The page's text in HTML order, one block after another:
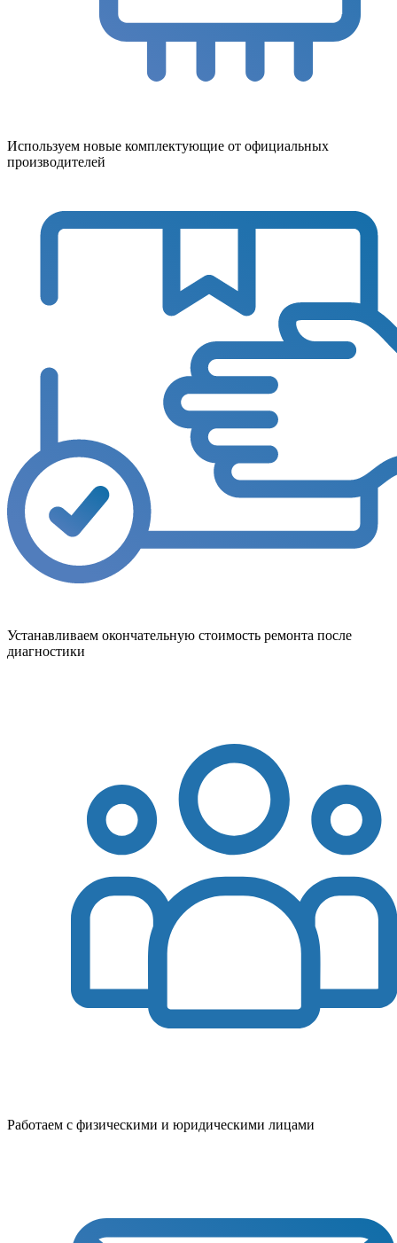
Используем новые комплектующие от официальных
производителей
Устанавливаем окончательную стоимость ремонта после
диагностики
Работаем с физическими и юридическими лицами